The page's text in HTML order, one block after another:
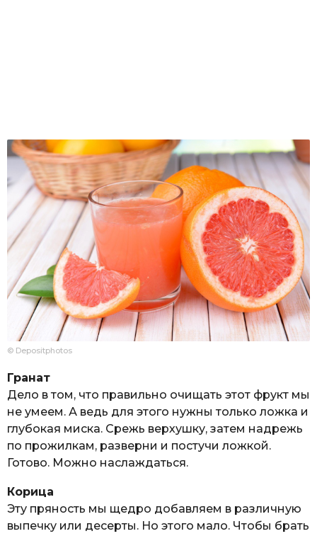
© Depositphotos
Гранат
Дело в том, что правильно очищать этот фрукт мы
не умеем. А ведь для этого нужны только ложка и
глубокая миска. Срежь верхушку, затем надрежь
по прожилкам, разверни и постучи ложкой.
Готово. Можно наслаждаться.
Корица
Эту пряность мы щедро добавляем в различную
выпечку или десерты. Но этого мало. Чтобы брать